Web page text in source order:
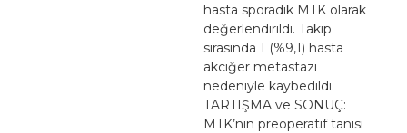
hasta sporadik MTK olarak
değerlendirildi. Takip
sırasında 1 (%9,1) hasta
akciğer metastazı
nedeniyle kaybedildi.
TARTIŞMA ve SONUÇ:
MTK’nin preoperatif tanısı